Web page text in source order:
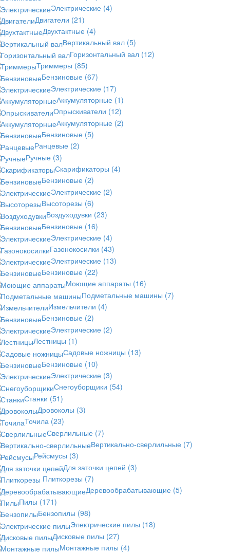
Электрические (4)
Двигатели (21)
Двухтактные (4)
Вертикальный вал (5)
Горизонтальный вал (12)
Триммеры (85)
Бензиновые (67)
Электрические (17)
Аккумуляторные (1)
Опрыскиватели (12)
Аккумуляторные (2)
Бензиновые (5)
Ранцевые (2)
Ручные (3)
Скарификаторы (4)
Бензиновые (2)
Электрические (2)
Высоторезы (6)
Воздуходувки (23)
Бензиновые (16)
Электрические (4)
Газонокосилки (43)
Электрические (13)
Бензиновые (22)
Моющие аппараты (16)
Подметальные машины (7)
Измельчители (4)
Бензиновые (2)
Электрические (2)
Лестницы (1)
Садовые ножницы (13)
Бензиновые (10)
Электрические (3)
Снегоуборщики (54)
Станки (51)
Дровоколы (3)
Точила (23)
Сверлильные (7)
Вертикально-сверлильные (7)
Рейсмусы (3)
Для заточки цепей (3)
Плиткорезы (7)
Деревообрабатывающие (5)
Пилы (171)
Бензопилы (98)
Электрические пилы (18)
Дисковые пилы (27)
Монтажные пилы (4)